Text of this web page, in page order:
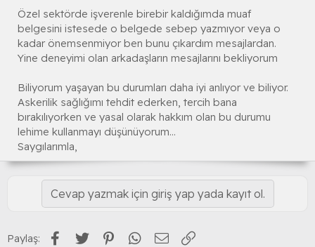
Özel sektörde işverenle birebir kaldığımda muaf
belgesini istesede o belgede sebep yazmıyor veya o
kadar önemsenmiyor ben bunu çıkardım mesajlardan.
Yine deneyimi olan arkadaşların mesajlarını bekliyorum
Biliyorum yaşayan bu durumları daha iyi anlıyor ve biliyor.
Askerilik sağlığımı tehdit ederken, tercih bana
bırakılıyorken ve yasal olarak hakkım olan bu durumu
lehime kullanmayı düşünüyorum...
Saygılarımla,
Cevap yazmak için giriş yap yada kayıt ol.
Paylaş: Facebook
Twitter PinterestWhatsApp
E-posta